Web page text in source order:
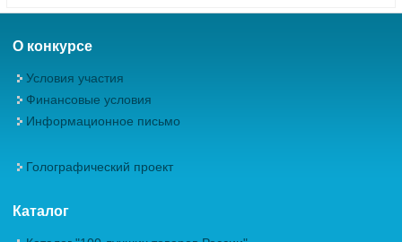
О конкурсе
Условия участия
Финансовые условия
Информационное письмо
Голографический проект
Каталог